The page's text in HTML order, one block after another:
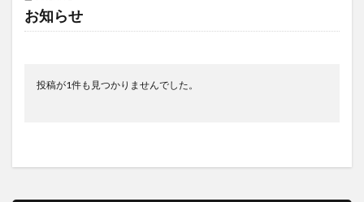
お知らせ
投稿が1件も見つかりませんでした。